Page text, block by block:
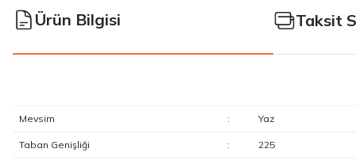
Ürün Bilgisi Taksit
Mevsim : Yaz
Taban Genişliği : 225